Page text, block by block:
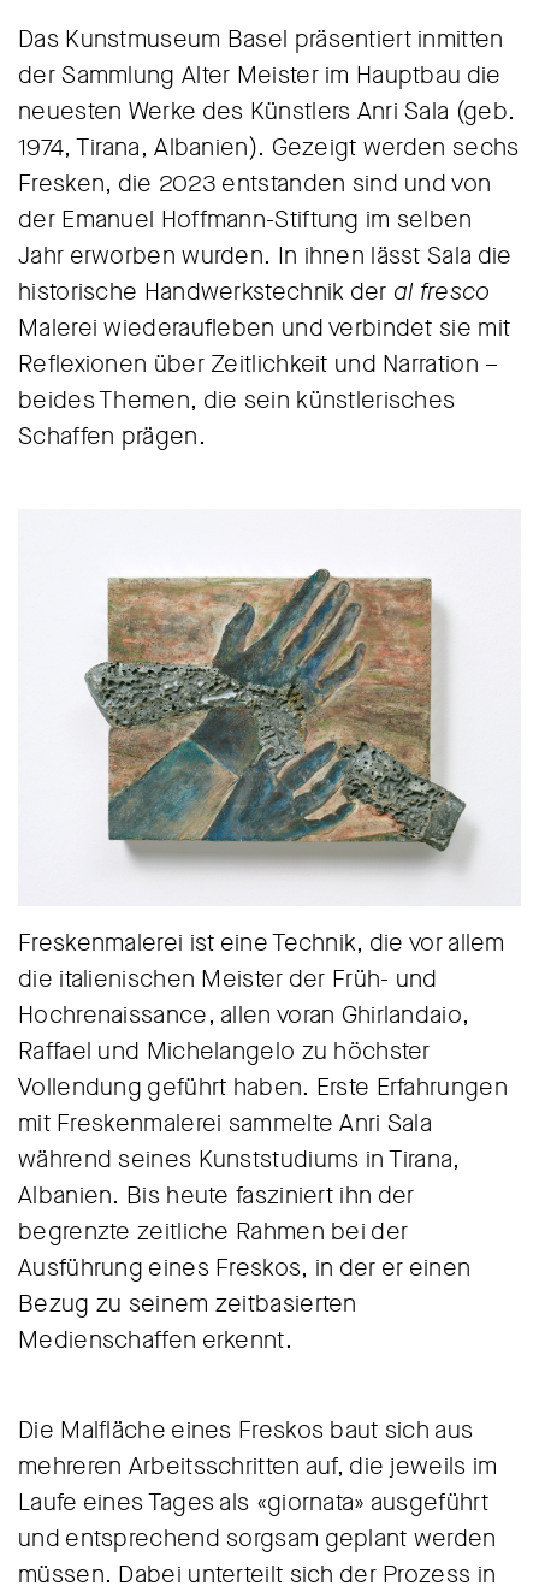
Das Kunstmuseum Basel präsentiert inmitten
der Sammlung Alter Meister im Hauptbau die
neuesten Werke des Künstlers Anri Sala (geb.
1974, Tirana, Albanien). Gezeigt werden sechs
Fresken, die 2023 entstanden sind und von
der Emanuel Hoffmann-Stiftung im selben
Jahr erworben wurden. In ihnen lässt Sala die
historische Handwerkstechnik der al fresco
Malerei wiederaufleben und verbindet sie mit
Reflexionen über Zeitlichkeit und Narration –
beides Themen, die sein künstlerisches
Schaffen prägen.
Freskenmalerei ist eine Technik, die vor allem
die italienischen Meister der Früh- und
Hochrenaissance, allen voran Ghirlandaio,
Raffael und Michelangelo zu höchster
Vollendung geführt haben. Erste Erfahrungen
mit Freskenmalerei sammelte Anri Sala
während seines Kunststudiums in Tirana,
Albanien. Bis heute fasziniert ihn der
begrenzte zeitliche Rahmen bei der
Ausführung eines Freskos, in der er einen
Bezug zu seinem zeitbasierten
Medienschaffen erkennt.
Die Malfläche eines Freskos baut sich aus
mehreren Arbeitsschritten auf, die jeweils im
Laufe eines Tages als «giornata» ausgeführt
und entsprechend sorgsam geplant werden
müssen. Dabei unterteilt sich der Prozess in